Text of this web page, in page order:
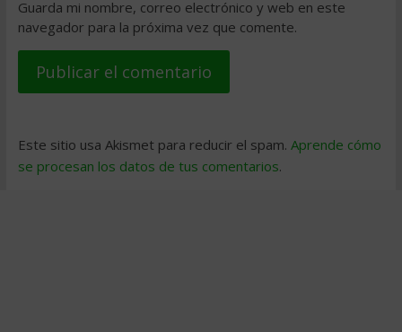
Guarda mi nombre, correo electrónico y web en este
navegador para la próxima vez que comente.
Este sitio usa Akismet para reducir el spam. Aprende cómo
se procesan los datos de tus comentarios.